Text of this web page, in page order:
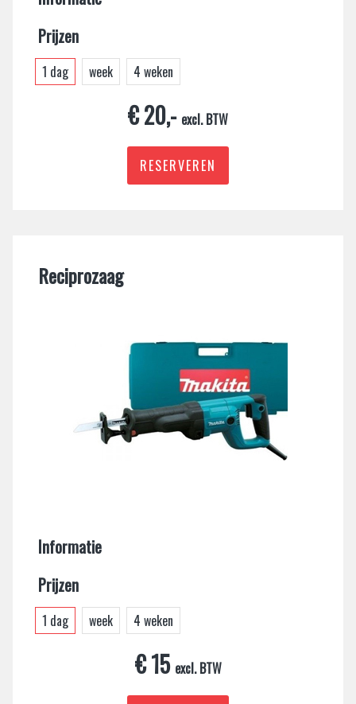
Toiletten en schaftketen
Diamant gereedschap
Klim- en steigermaterieel
Aggregaten, Lampen, Verlengkabels en haspels
Loodgieters gereedschap
Prijzen
1 dag week 4 weken
€ 20,- excl. BTW
RESERVEREN
Reciprozaag
Informatie
Prijzen
1 dag week 4 weken
€ 15 excl. BTW